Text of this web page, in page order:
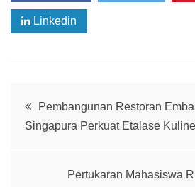
Linkedin
Post
navigation
Pembangunan Restoran
Singapura Perkuat Etalase
Pertukaran Mahasiswa